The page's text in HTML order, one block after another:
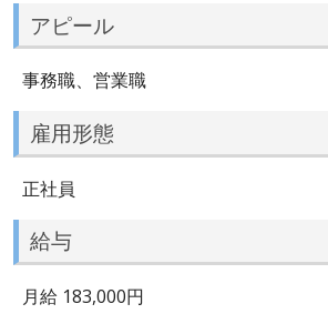
アピール
事務職、営業職
雇用形態
正社員
給与
月給 183,000円